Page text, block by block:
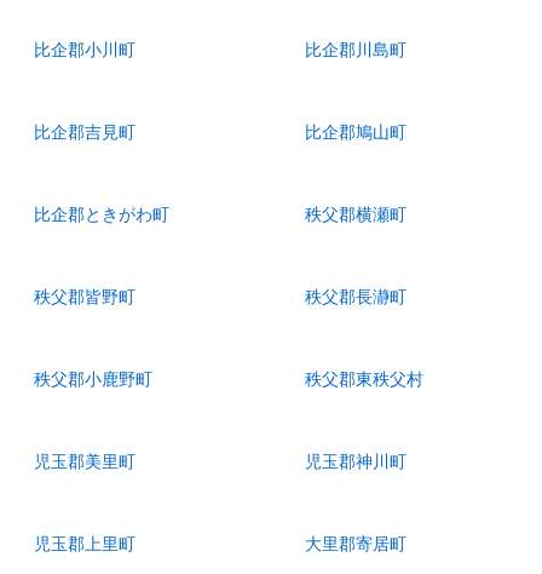
比企郡小川町 比企郡川島町
比企郡吉見町 比企郡鳩山町
比企郡ときがわ町 秩父郡横瀬町
秩父郡皆野町 秩父郡長瀞町
秩父郡小鹿野町 秩父郡東秩父村
児玉郡美里町 児玉郡神川町
児玉郡上里町 大里郡寄居町